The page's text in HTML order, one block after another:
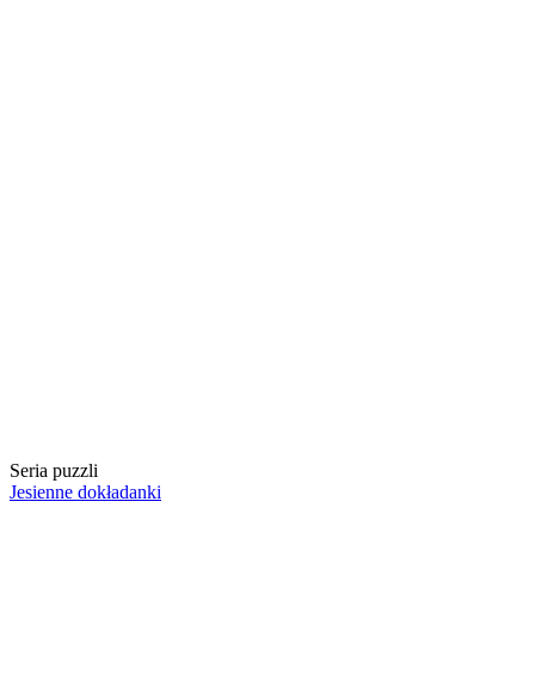
Seria puzzli
Jesienne dokładanki